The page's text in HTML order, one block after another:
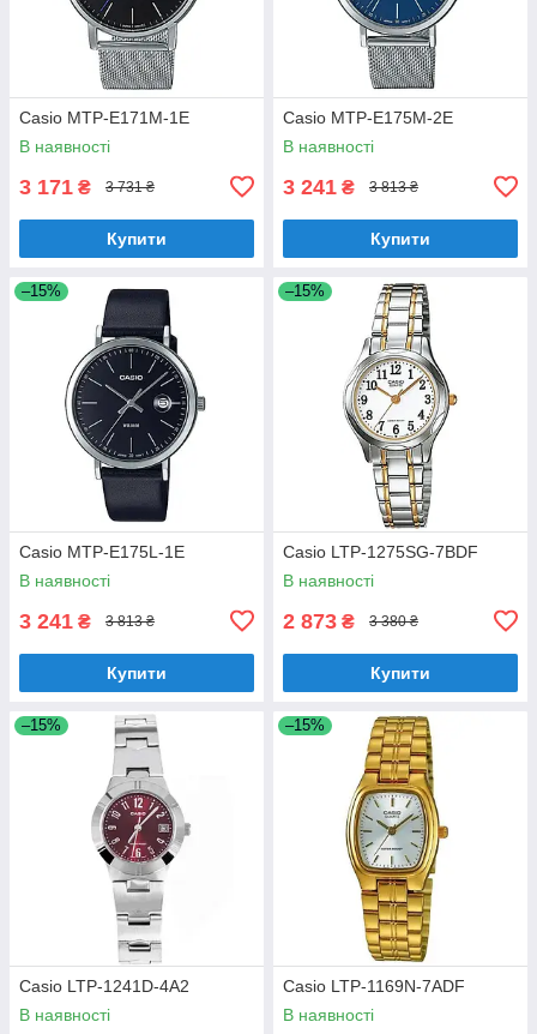
Casio MTP-E171M-1E
В наявності
3 171 ₴ 3 731 ₴
Купити
Casio MTP-E175M-2E
В наявності
3 241 ₴ 3 813 ₴
Купити
–15%
Casio MTP-E175L-1E
В наявності
3 241 ₴ 3 813 ₴
Купити
–15%
Casio LTP-1275SG-7BDF
В наявності
2 873 ₴ 3 380 ₴
Купити
–15%
Casio LTP-1241D-4A2
В наявності
–15%
Casio LTP-1169N-7ADF
В наявності